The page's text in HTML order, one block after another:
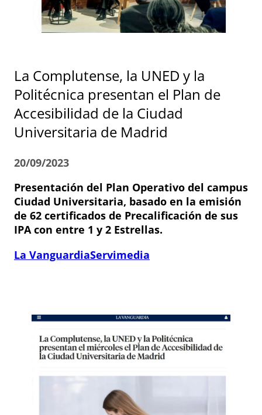
La Complutense, la UNED y la
Politécnica presentan el Plan de
Accesibilidad de la Ciudad
Universitaria de Madrid
20/09/2023
Presentación del Plan Operativo del campus
Ciudad Universitaria, basado en la emisión
de 62 certificados de Precalificación de sus
IPA con entre 1 y 2 Estrellas.
La VanguardiaServimedia